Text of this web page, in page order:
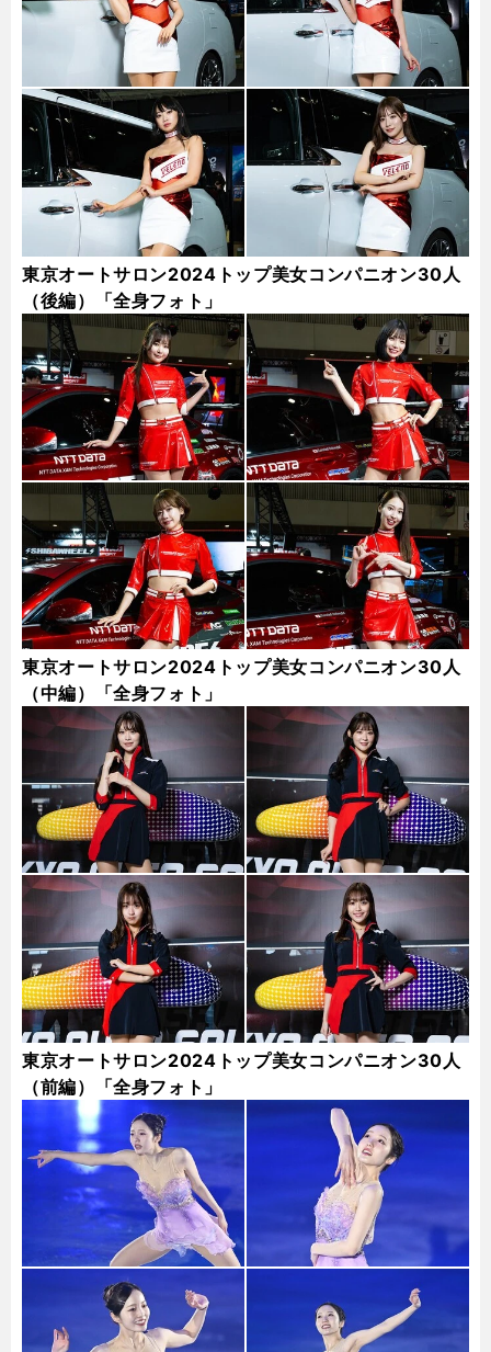
東京オートサロン2024トップ美女コンパニオン30人
（後編）「全身フォト」
東京オートサロン2024トップ美女コンパニオン30人
（中編）「全身フォト」
東京オートサロン2024トップ美女コンパニオン30人
（前編）「全身フォト」